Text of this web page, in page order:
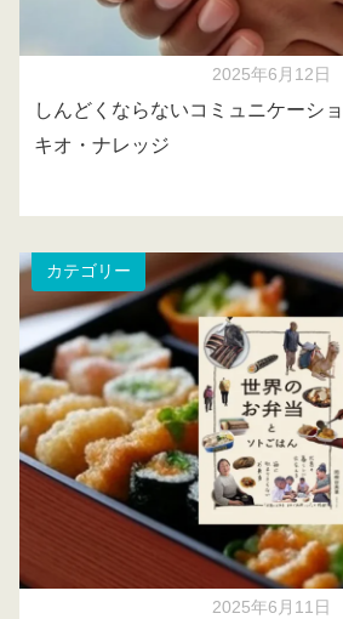
2025年6月12日
しんどくならないコミュニケーシ
キオ・ナレッジ
カテゴリー
2025年6月11日